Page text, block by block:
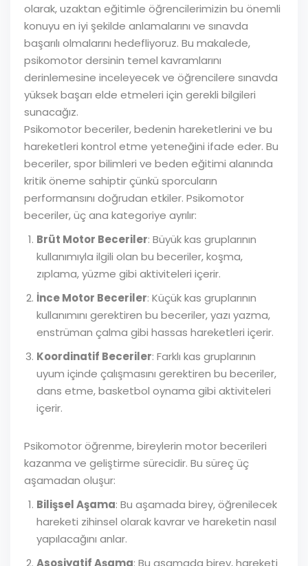
olarak, uzaktan eğitimle öğrencilerimizin bu önemli
konuyu en iyi şekilde anlamalarını ve sınavda
başarılı olmalarını hedefliyoruz. Bu makalede,
psikomotor dersinin temel kavramlarını
derinlemesine inceleyecek ve öğrencilere sınavda
yüksek başarı elde etmeleri için gerekli bilgileri
sunacağız.
Psikomotor beceriler, bedenin hareketlerini ve bu
hareketleri kontrol etme yeteneğini ifade eder. Bu
beceriler, spor bilimleri ve beden eğitimi alanında
kritik öneme sahiptir çünkü sporcuların
performansını doğrudan etkiler. Psikomotor
beceriler, üç ana kategoriye ayrılır:
Brüt Motor Beceriler: Büyük kas gruplarının
kullanımıyla ilgili olan bu beceriler, koşma,
zıplama, yüzme gibi aktiviteleri içerir.
İnce Motor Beceriler: Küçük kas gruplarının
kullanımını gerektiren bu beceriler, yazı yazma,
enstrüman çalma gibi hassas hareketleri içerir.
Koordinatif Beceriler: Farklı kas gruplarının
uyum içinde çalışmasını gerektiren bu beceriler,
dans etme, basketbol oynama gibi aktiviteleri
içerir.
Psikomotor öğrenme, bireylerin motor becerileri
kazanma ve geliştirme sürecidir. Bu süreç üç
aşamadan oluşur:
Bilişsel Aşama: Bu aşamada birey, öğrenilecek
hareketi zihinsel olarak kavrar ve hareketin nasıl
yapılacağını anlar.
Asosiyatif Aşama: Bu aşamada birey, hareketi